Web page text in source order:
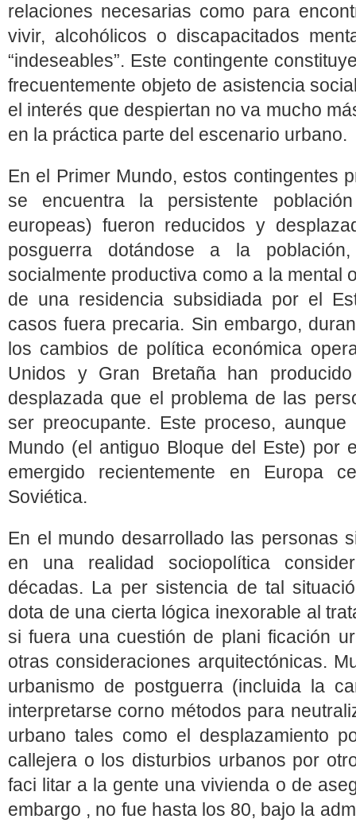
relaciones necesarias como para
vivir, alcohólicos o discapacitados
“indeseables”. Este contingente
frecuentemente objeto de asistencia
el interés que despiertan no va mucho
en la práctica parte del escenario urbano.
En el Primer Mundo, estos contingentes
se encuentra la persistente
europeas) fueron reducidos y
posguerra dotándose a la
socialmente productiva como a la mental
de una residencia subsidiada por el
casos fuera precaria. Sin embargo,
los cambios de política económica
Unidos y Gran Bretaña han
desplazada que el problema de las
ser preocupante. Este proceso,
Mundo (el antiguo Bloque del Este) por
emergido recientemente en Europa
Soviética.
En el mundo desarrollado las personas
en una realidad sociopolítica
décadas. La per sistencia de tal
dota de una cierta lógica inexorable al
si fuera una cuestión de plani ficación
otras consideraciones arquitectónicas.
urbanismo de postguerra (incluida la
interpretarse corno métodos para
urbano tales como el desplazamiento
callejera o los disturbios urbanos por
faci litar a la gente una vivienda o de
embargo , no fue hasta los 80, bajo la